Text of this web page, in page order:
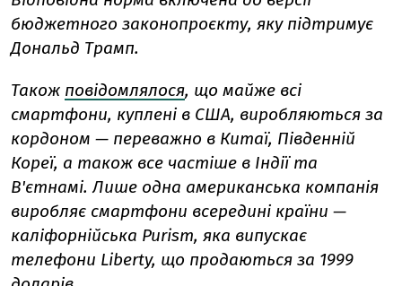
бюджетного законопроєкту, яку підтримує
Дональд Трамп.
Також повідомлялося, що майже всі
смартфони, куплені в США, виробляються за
кордоном — переважно в Китаї, Південній
Кореї, а також все частіше в Індії та
В'єтнамі. Лише одна американська компанія
виробляє смартфони всередині країни —
каліфорнійська Purism, яка випускає
телефони Liberty, що продаються за 1999